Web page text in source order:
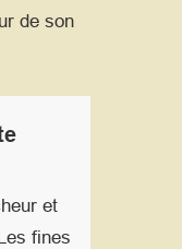
de son
et
fines